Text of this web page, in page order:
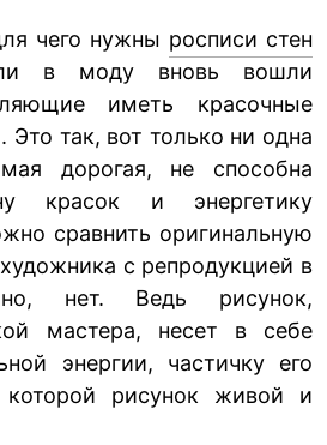
чего нужны росписи стен
в моду вновь вошли
иметь красочные
Это так, вот только ни одна
дорогая, не способна
красок и энергетику
сравнить оригинальную
с репродукцией в
нет. Ведь рисунок,
мастера, несет в себе
энергии, частичку его
рисунок живой и